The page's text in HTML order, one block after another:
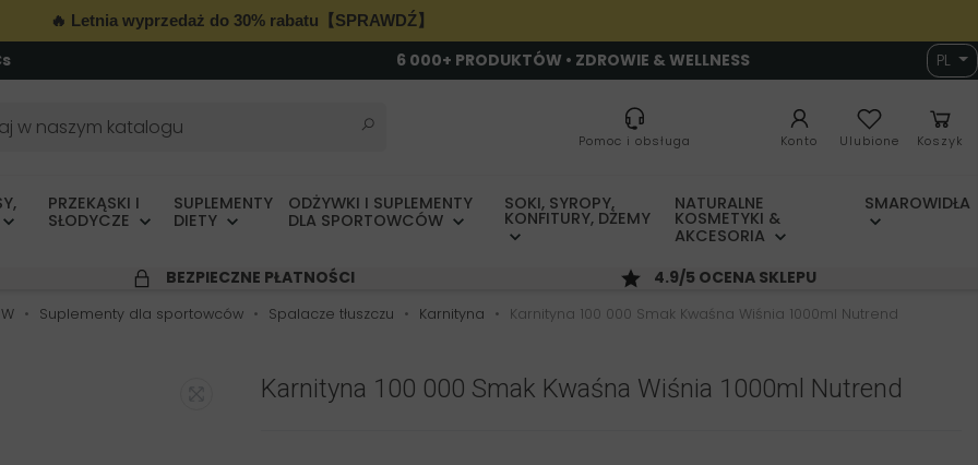
🔥 Letnia wyprzedaż do 30% rabatu【SPRAWDŹ】
6 000+ PRODUKTÓW • ZDROWIE & WELLNESS PL
Pomoc i obsługa Konto Ulubione Koszyk
PRZEKĄSKI I
SŁODYCZE
SUPLEMENTY
DIETY
ODŻYWKI I SUPLEMENTY
DLA SPORTOWCÓW
SOKI, SYROPY,
KONFITURY, DŻEMY
NATURALNE
KOSMETYKI &
AKCESORIA
SMAROWIDŁA
BEZPIECZNE PŁATNOŚCI 4.9/5 OCENA SKLEPU
Suplementy dla sportowców Spalacze tłuszczu Karnityna Karnityna 100 000 Smak Kwaśna Wiśnia 1000ml Nutrend
Karnityna 100 000 Smak Kwaśna Wiśnia 1000ml Nutrend